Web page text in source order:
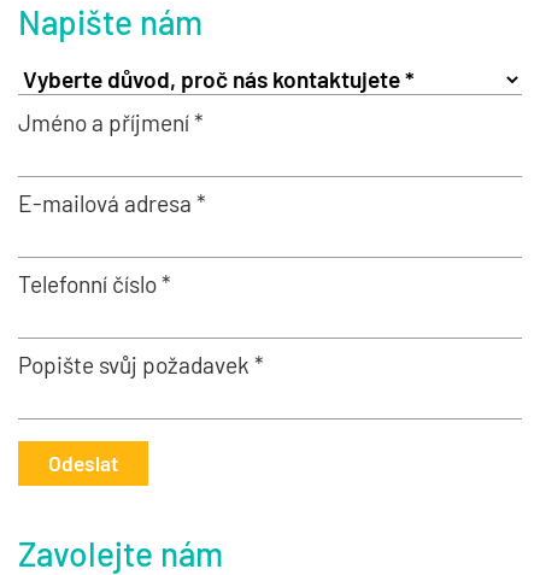
Napište nám
Jméno a příjmení *
E-mailová adresa *
Telefonní číslo *
Popište svůj požadavek *
Odeslat
Zavolejte nám